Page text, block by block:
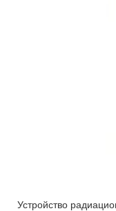
Устройство